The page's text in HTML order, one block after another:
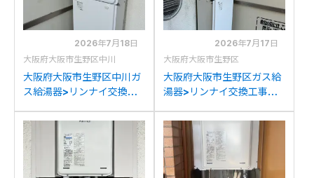
2026年7月18日
大阪府大阪市生野区中川
大阪府大阪市生野区中川ガ
ス給湯器>リンナイ交換工
RUH-VK1610Wからリン
ナイRUX-A1616W(A)-Eへ
の交換
2026年7月17日
大阪府大阪市生野区
大阪府大阪市生野区ガス給
湯器>リンナイ交換工事施
VK1610Wからリンナイ
RUX-A1616W(A)-Eへの交
換